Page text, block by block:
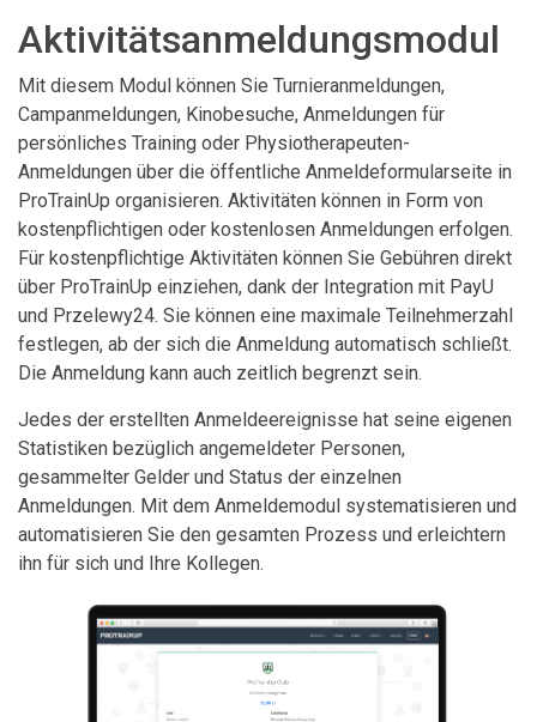
Aktivitätsanmeldungsmodul
Mit diesem Modul können Sie Turnieranmeldungen,
Campanmeldungen, Kinobesuche, Anmeldungen für
persönliches Training oder Physiotherapeuten-
Anmeldungen über die öffentliche Anmeldeformularseite in
ProTrainUp organisieren. Aktivitäten können in Form von
kostenpflichtigen oder kostenlosen Anmeldungen erfolgen.
Für kostenpflichtige Aktivitäten können Sie Gebühren direkt
über ProTrainUp einziehen, dank der Integration mit PayU
und Przelewy24. Sie können eine maximale Teilnehmerzahl
festlegen, ab der sich die Anmeldung automatisch schließt.
Die Anmeldung kann auch zeitlich begrenzt sein.
Jedes der erstellten Anmeldeereignisse hat seine eigenen
Statistiken bezüglich angemeldeter Personen,
gesammelter Gelder und Status der einzelnen
Anmeldungen. Mit dem Anmeldemodul systematisieren und
automatisieren Sie den gesamten Prozess und erleichtern
ihn für sich und Ihre Kollegen.